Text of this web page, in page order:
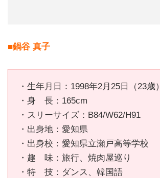
■鍋谷 真子
・生年月日：1998年2月25日（23歳）
・身 長：165cm
・スリーサイズ：B84/W62/H91
・出身地：愛知県
・出身校：愛知県立瀬戸高等学校
・趣 味：旅行、焼肉屋巡り
・特 技：ダンス、韓国語